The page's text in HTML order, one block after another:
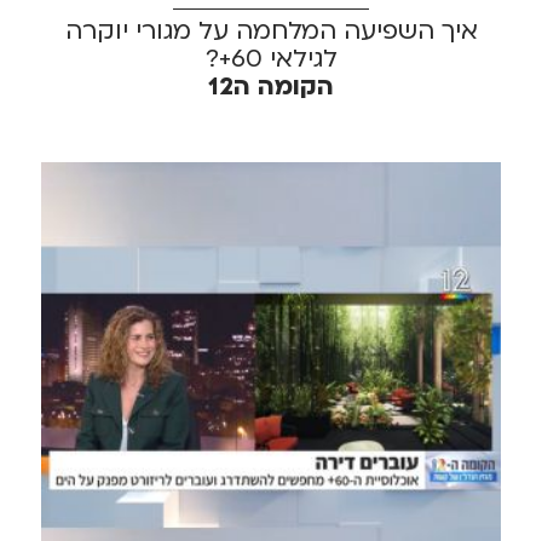
איך השפיעה המלחמה על מגורי יוקרה
לגילאי 60+?
הקומה ה12